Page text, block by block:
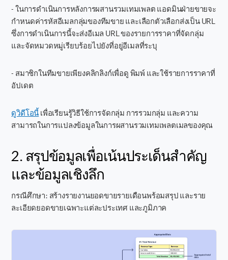
- ในการดำเนินการหลังการผสานรวมเทมเพลต แอดมินฝ่ายขายจะ
กำหนดค่ารหัสอีเมลกลุ่มของทีมขาย และเลือกตัวเลือกส่งเป็น URL
ซึ่งการดำเนินการนี้จะส่งอีเมล URL ของรายการราคาที่จัดกลุ่ม
และจัดหมวดหมู่เรียบร้อยไปยังที่อยู่อีเมลที่ระบุ
- สมาชิกในทีมขายเพียงคลิกลิงก์เพื่อดู พิมพ์ และใช้รายการราคาที่
อัปเดต
ดูวิดีโอนี้ เพื่อเรียนรู้วิธีใช้การจัดกลุ่ม การรวมกลุ่ม และความ
สามารถในการแปลงข้อมูลในการผสานรวมเทมเพลตเมลของคุณ
2. สรุปข้อมูลเพื่อเน้นประเด็นสำคัญ
และข้อมูลเชิงลึก
กรณีศึกษา: สร้างรายงานยอดขายรายเดือนพร้อมสรุป และราย
ละเอียดยอดขายเฉพาะแต่ละประเทศ และภูมิภาค